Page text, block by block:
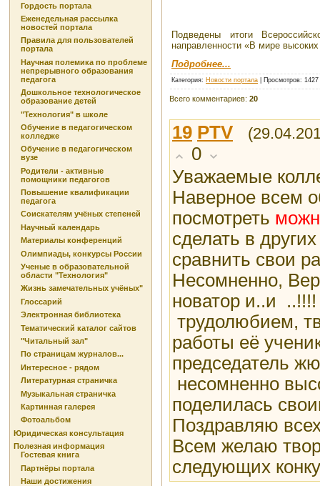
Гордость портала
Еженедельная рассылка
новостей портала
Правила для пользователей
портала
Научная полемика по проблеме
непрерывного образования
педагога
Дошкольное технологическое
образование детей
"Технология" в школе
Обучение в педагогическом
колледже
Обучение в педагогическом
вузе
Родители - активные
помощники педагогов
Повышение квалификации
педагога
Соискателям учёных степеней
Научный календарь
Материалы конференций
Олимпиады, конкурсы России
Ученые в образовательной
области "Технология"
Жизнь замечательных учёных"
Глоссарий
Электронная библиотека
Тематический каталог сайтов
"Читальный зал"
По страницам журналов...
Интересное - рядом
Литературная страничка
Музыкальная страничка
Картинная галерея
Фотоальбом
Юридическая консультация
Полезная информация
Гостевая книга
Партнёры портала
Наши достижения
Подведены итоги
направленности «В мире высоких
Подробнее...
Категория: Новости портала Просмотров:
Всего комментариев: 20
19 PTV
0
Уважаемые
Наверное всем
посмотреть
сделать в
сравнить свои
Несомненно,
новатор и..и
трудолюбием,
работы её
председатель
несомненно
поделилась
Поздравляю
Всем желаю
следующих